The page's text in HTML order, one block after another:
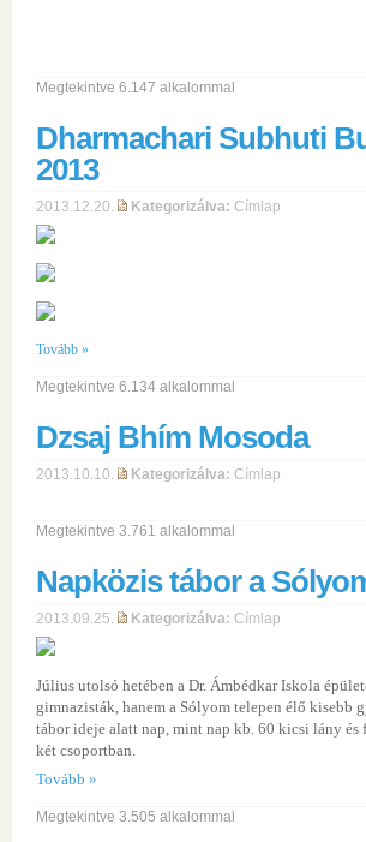
Megtekintve 6.147 alkalommal
Dharmachari Subhuti
2013
2013.12.20. Kategorizálva: Címlap
Tovább »
Megtekintve 6.134 alkalommal
Dzsaj Bhím Mosoda
2013.10.10. Kategorizálva: Címlap
Megtekintve 3.761 alkalommal
Napközis tábor a
2013.09.25. Kategorizálva: Címlap
Július utolsó hetében a Dr. Ámbédkar Iskola
gimnazisták, hanem a Sólyom telepen élő kisebb
tábor ideje alatt nap, mint nap kb. 60 kicsi lány
két csoportban.
Tovább »
Megtekintve 3.505 alkalommal